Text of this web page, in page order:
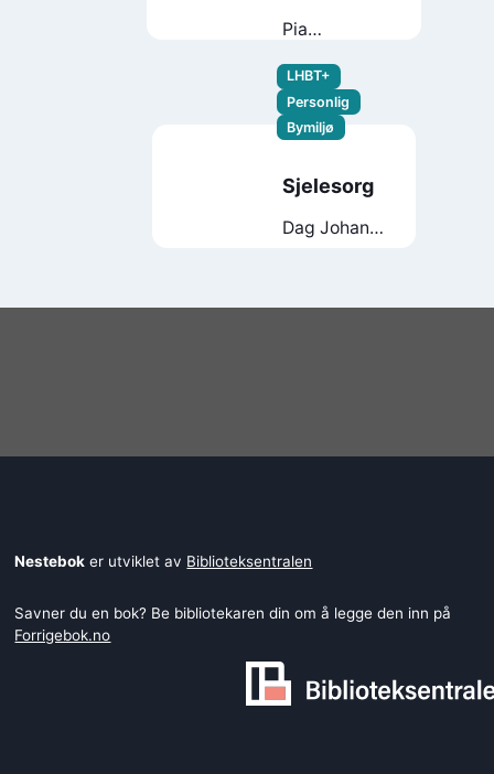
Pia
LHBT+
Personlig
Bymiljø
Sjelesorg
Dag Johan
Nestebok er utviklet av Biblioteksentralen
Savner du en bok? Be bibliotekaren din om å legge den inn på
Forrigebok.no